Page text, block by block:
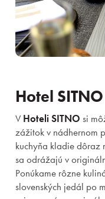
Hotel SITNO
V Hoteli SITNO si
zážitok v nádhernom
kuchyňa kladie dôraz
sa odrážajú v
Ponúkame rôzne
slovenských jedál po